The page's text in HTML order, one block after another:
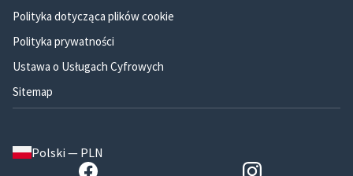
Polityka dotycząca plików cookie
Polityka prywatności
Ustawa o Usługach Cyfrowych
Sitemap
Polski — PLN